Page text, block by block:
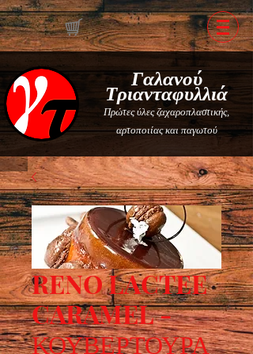
Γαλανού
Τριανταφυλλιά
Πρώτες ύλες ζαχαροπλαστικής,
αρτοποιίας και παγωτού
RENO LACTEE
CARAMEL -
ΚΟΥΒΕΡΤΟΥΡΑ